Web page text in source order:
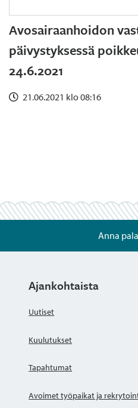
Avosairaanhoidon
päivystyksessä
24.6.2021
21.06.2021 klo 08:16
Anna
Ajankohtaista
Uutiset
Kuulutukset
Tapahtumat
Avoimet työpaikat ja